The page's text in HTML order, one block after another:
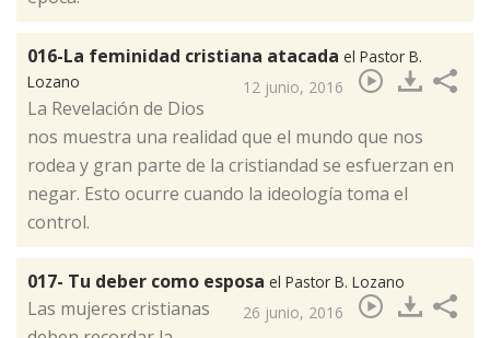
016-La feminidad cristiana atacada el Pastor B.
Lozano
12 junio, 2016
La Revelación de Dios
nos muestra una realidad que el mundo que nos
rodea y gran parte de la cristiandad se esfuerzan en
negar. Esto ocurre cuando la ideología toma el
control.​
017- Tu deber como esposa el Pastor B. Lozano
26 junio, 2016
Las mujeres cristianas